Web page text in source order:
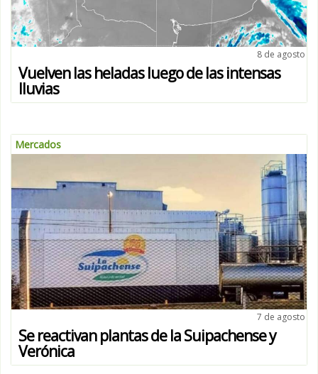
8 de agosto
Vuelven las heladas luego de las intensas
lluvias
Mercados
7 de agosto
Se reactivan plantas de la Suipachense y
Verónica